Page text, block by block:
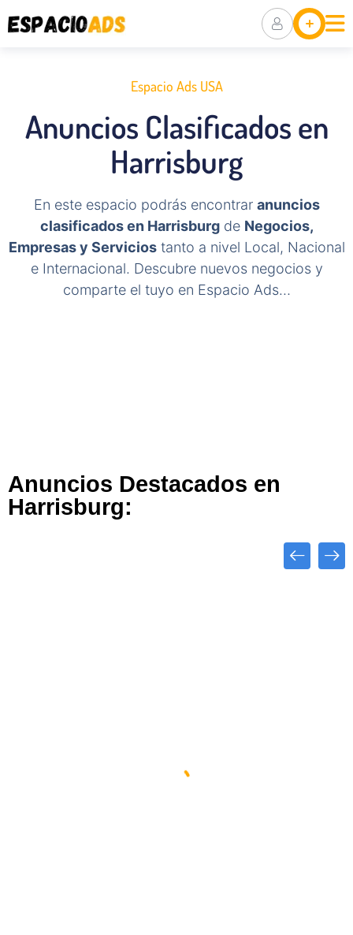
Ubicaciones
Espacio Ads USA
Anuncios Clasificados en
Harrisburg
En este espacio podrás encontrar anuncios
clasificados en Harrisburgde Negocios,
Empresas y Serviciostanto a nivel Local, Nacional
e Internacional. Descubre nuevos negocios y
comparte el tuyo en Espacio Ads…
Anuncios Destacados en
Harrisburg: